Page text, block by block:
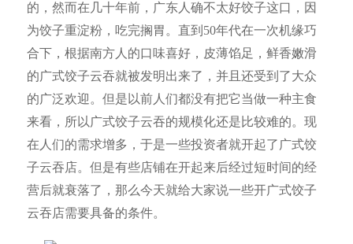
的，然而在几十年前，广东人确不太好饺子这口，因
为饺子重淀粉，吃完搁胃。直到50年代在一次机缘巧
合下，根据南方人的口味喜好，皮薄馅足，鲜香嫩滑
的广式饺子云吞就被发明出来了，并且还受到了大众
的广泛欢迎。但是以前人们都没有把它当做一种主食
来看，所以广式饺子云吞的规模化还是比较难的。现
在人们的需求增多，于是一些投资者就开起了广式饺
子云吞店。但是有些店铺在开起来后经过短时间的经
营后就衰落了，那么今天就给大家说一些开广式饺子
云吞店需要具备的条件。